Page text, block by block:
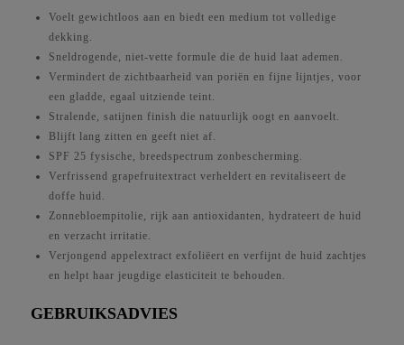
Voelt gewichtloos aan en biedt een medium tot volledige
dekking.
Sneldrogende, niet-vette formule die de huid laat ademen.
Vermindert de zichtbaarheid van poriën en fijne lijntjes, voor
een gladde, egaal uitziende teint.
Stralende, satijnen finish die natuurlijk oogt en aanvoelt.
Blijft lang zitten en geeft niet af.
SPF 25 fysische, breedspectrum zonbescherming.
Verfrissend grapefruitextract verheldert en revitaliseert de
doffe huid.
Zonnebloempitolie, rijk aan antioxidanten, hydrateert de huid
en verzacht irritatie.
Verjongend appelextract exfoliëert en verfijnt de huid zachtjes
en helpt haar jeugdige elasticiteit te behouden.
GEBRUIKSADVIES